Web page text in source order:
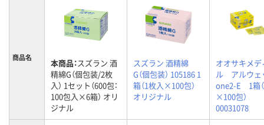
商品名 本商品：スズラン 酒
精綿G（個包装/2枚
入） 1セット（600包：
100包入×6箱） オリ
ジナル
スズラン 酒精綿
G（個包装） 105186 1
箱（1枚入×100包）
オリジナル
オオサキメデ
ル アルウェ
one2-E 1箱
×100包）
00031078